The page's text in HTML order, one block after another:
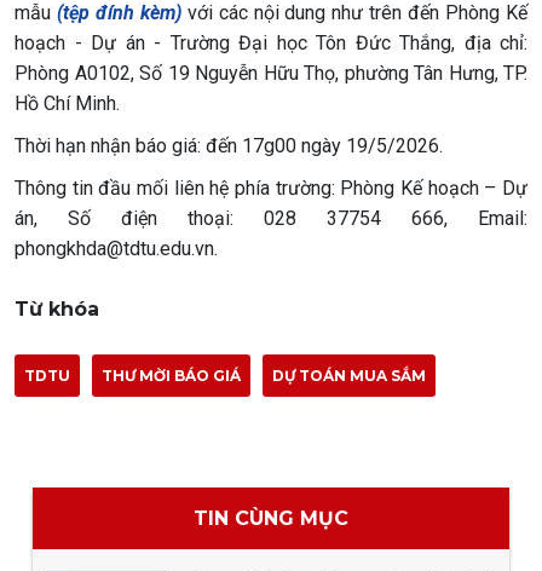
mẫu (tệp đính kèm)với các nội dung như trên đến Phòng Kế
hoạch - Dự án - Trường Đại học Tôn Đức Thắng, địa chỉ:
Phòng A0102, Số 19 Nguyễn Hữu Thọ, phường Tân Hưng, TP.
Hồ Chí Minh.
Thời hạn nhận báo giá: đến 17g00 ngày 19/5/2026.
Thông tin đầu mối liên hệ phía trường: Phòng Kế hoạch – Dự
án, Số điện thoại: 028 37754 666, Email:
phongkhda@tdtu.edu.vn.
Từ khóa
TDTU THƯ MỜI BÁO GIÁ DỰ TOÁN MUA SẮM
TIN CÙNG MỤC